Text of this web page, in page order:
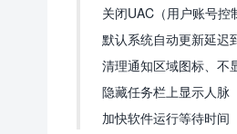
关闭UAC（用户账号控
默认系统自动更新延迟
清理通知区域图标、不
隐藏任务栏上显示人脉
加快软件运行等待时间